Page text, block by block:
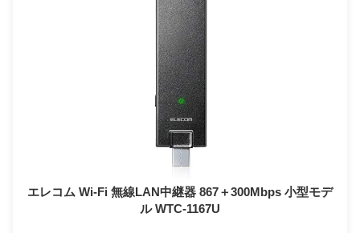
エレコム Wi-Fi 無線LAN中継器 867＋300Mbps 小型モデ
ル WTC-1167U